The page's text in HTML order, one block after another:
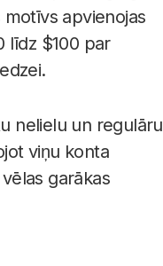
apvienojas
līdz $100 par
nelielu un regulāru
viņu konta
garākas